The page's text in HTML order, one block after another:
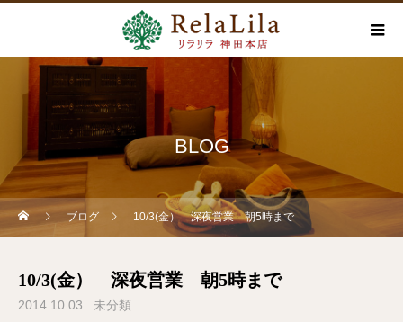
BLOG
ブログ 10/3(金） 深夜営業 朝5時まで
10/3(金） 深夜営業 朝5時まで
2014.10.03 未分類